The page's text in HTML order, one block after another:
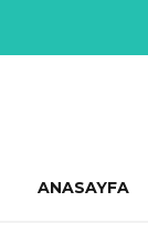
ANASAYFA